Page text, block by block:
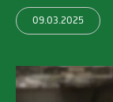
09.03.2025